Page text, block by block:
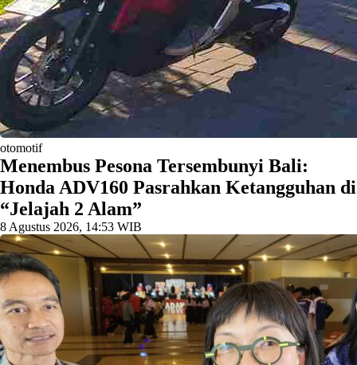
otomotif
Menembus Pesona Tersembunyi Bali:
Honda ADV160 Pasrahkan Ketangguhan di
“Jelajah 2 Alam”
8 Agustus 2026, 14:53 WIB